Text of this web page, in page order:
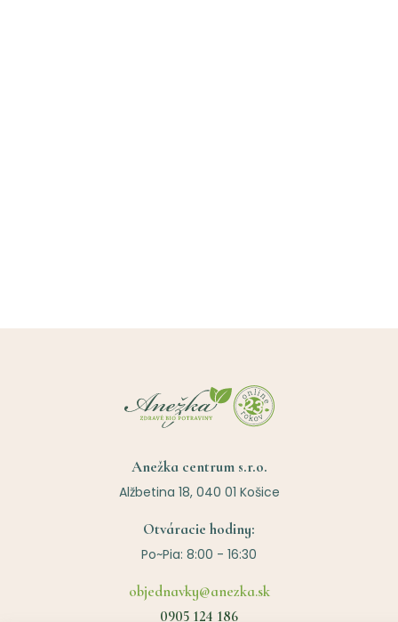
Anežka centrum s.r.o.
Alžbetina 18, 040 01 Košice
Otváracie hodiny:
Po~Pia: 8:00 - 16:30
objednavky@anezka.sk
0905 124 186